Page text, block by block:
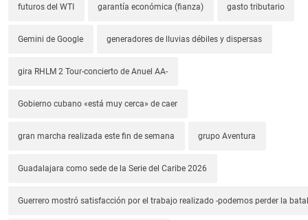
futuros del WTI garantía económica (fianza) gasto tributario
Gemini de Google generadores de lluvias débiles y dispersas
gira RHLM 2 Tour-concierto de Anuel AA-
Gobierno cubano «está muy cerca» de caer
gran marcha realizada este fin de semana grupo Aventura
Guadalajara como sede de la Serie del Caribe 2026
Guerrero mostró satisfacción por el trabajo realizado -podemos perder la